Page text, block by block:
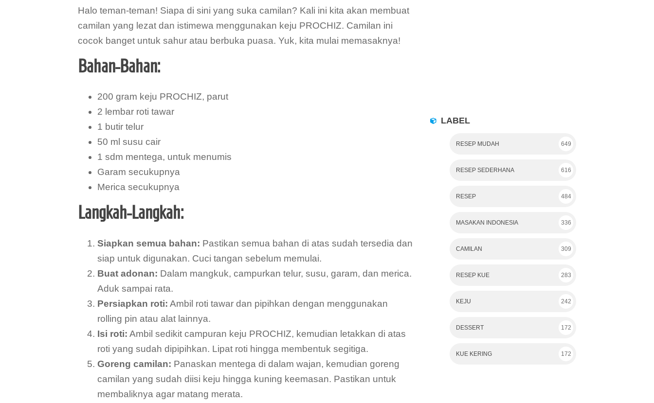
Halo teman-teman! Siapa di sini yang suka camilan? Kali ini kita akan membuat
camilan yang lezat dan istimewa menggunakan keju PROCHIZ. Camilan ini
cocok banget untuk sahur atau berbuka puasa. Yuk, kita mulai memasaknya!
Bahan-Bahan:
200 gram keju PROCHIZ, parut
2 lembar roti tawar
1 butir telur
50 ml susu cair
1 sdm mentega, untuk menumis
Garam secukupnya
Merica secukupnya
Langkah-Langkah:
Siapkan semua bahan: Pastikan semua bahan di atas sudah tersedia dan
siap untuk digunakan. Cuci tangan sebelum memulai.
Buat adonan: Dalam mangkuk, campurkan telur, susu, garam, dan merica.
Aduk sampai rata.
Persiapkan roti: Ambil roti tawar dan pipihkan dengan menggunakan
rolling pin atau alat lainnya.
Isi roti: Ambil sedikit campuran keju PROCHIZ, kemudian letakkan di atas
roti yang sudah dipipihkan. Lipat roti hingga membentuk segitiga.
Goreng camilan: Panaskan mentega di dalam wajan, kemudian goreng
camilan yang sudah diisi keju hingga kuning keemasan. Pastikan untuk
membaliknya agar matang merata.
LABEL
RESEP MUDAH 649
RESEP SEDERHANA 616
RESEP 484
MASAKAN INDONESIA 336
CAMILAN 309
RESEP KUE 283
KEJU 242
DESSERT 172
KUE KERING 172